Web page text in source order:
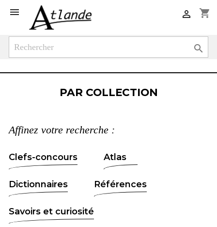
 shopping_cart


PAR COLLECTION
Affinez votre recherche :
Clefs-concours Atlas
Dictionnaires Références
Savoirs et curiosité